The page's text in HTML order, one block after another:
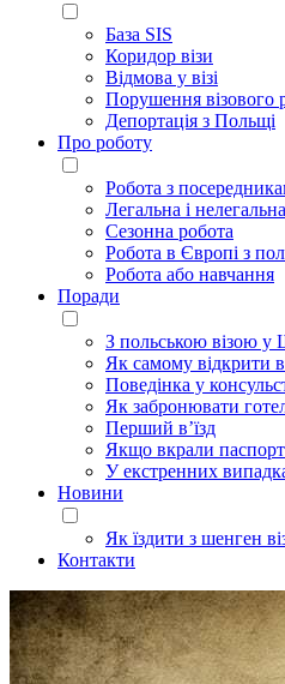
База SIS
Коридор візи
Відмова у візі
Порушення візового
Депортація з Польщі
Про роботу
Робота з
Легальна і
Сезонна робота
Робота в Європі з
Робота або навчання
Поради
З польською візою у
Як самому відкрити
Поведінка у
Як забронювати
Перший в’їзд
Якщо вкрали
У екстренних
Новини
Як їздити з шенген
Контакти